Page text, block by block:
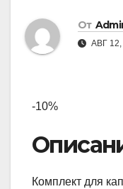
От
АВГ 12,
-10%
Комплект для